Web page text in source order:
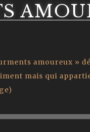
amoureux »
mais qui